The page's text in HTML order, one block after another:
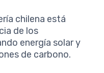
chilena está
de los
energía solar y
de carbono.